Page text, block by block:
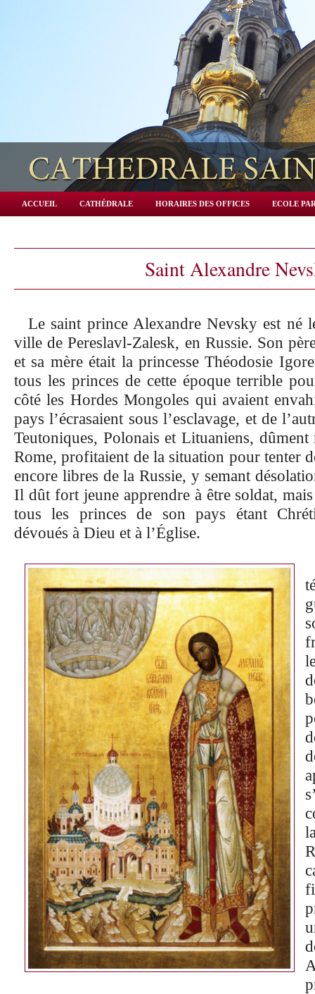
ACCUEIL CATHÉDRALE HORAIRES DES OFFICES ECOLE
Saint Alexandre
Le saint prince Alexandre Nevsky est né
ville de Pereslavl-Zalesk, en Russie. Son
et sa mère était la princesse Théodosie
tous les princes de cette époque terrible
côté les Hordes Mongoles qui avaient
pays l’écrasaient sous l’esclavage, et de
Teutoniques, Polonais et Lituaniens, dûment
Rome, profitaient de la situation pour tenter
encore libres de la Russie, y semant
Il dût fort jeune apprendre à être soldat,
tous les princes de son pays étant
dévoués à Dieu et à l’Église.